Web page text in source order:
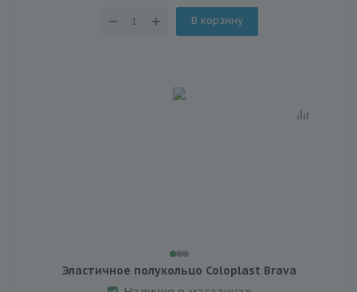
В корзину
Эластичное полукольцо Coloplast Brava